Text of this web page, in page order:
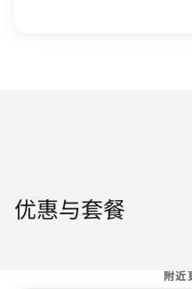
优惠与套餐
附近